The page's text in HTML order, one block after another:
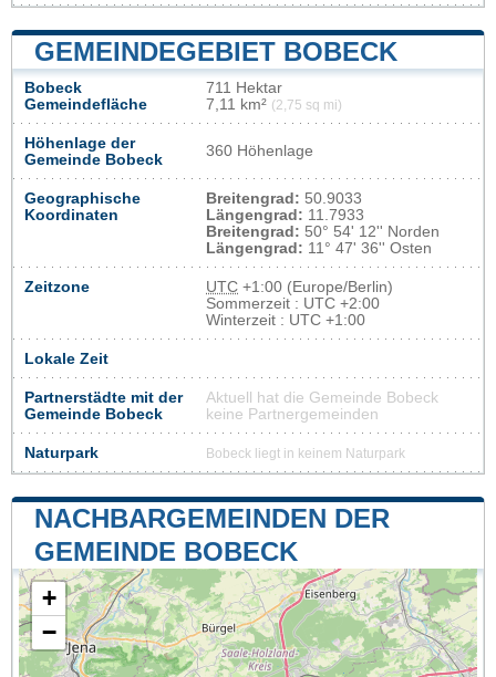
GEMEINDEGEBIET BOBECK
Bobeck
Gemeindefläche
711 Hektar
7,11 km² (2,75 sq mi)
Höhenlage der
Gemeinde Bobeck
360 Höhenlage
Geographische
Koordinaten
Breitengrad: 50.9033
Längengrad: 11.7933
Breitengrad: 50° 54' 12'' Norden
Längengrad: 11° 47' 36'' Osten
Zeitzone UTC +1:00 (Europe/Berlin)
Sommerzeit : UTC +2:00
Winterzeit : UTC +1:00
Lokale Zeit
Partnerstädte mit der
Gemeinde Bobeck
Aktuell hat die Gemeinde Bobeck
keine Partnergemeinden
Naturpark Bobeck liegt in keinem Naturpark
NACHBARGEMEINDEN DER
GEMEINDE BOBECK
+
−